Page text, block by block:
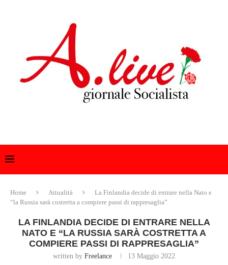
Home Attualità
La Finlandia decide di entrare nella Nato e
“la Russia sarà costretta a compiere passi di rappresaglia”
LA FINLANDIA DECIDE DI ENTRARE NELLA
NATO E “LA RUSSIA SARÀ COSTRETTA A
COMPIERE PASSI DI RAPPRESAGLIA”
written by Freelance 13 Maggio 2022